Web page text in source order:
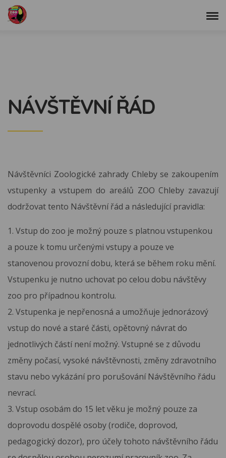
NÁVŠTĚVNÍ ŘÁD
Návštěvníci Zoologické zahrady Chleby se zakoupením
vstupenky a vstupem do areálů ZOO Chleby zavazují
dodržovat tento Návštěvní řád a následující pravidla:
1. Vstup do zoo je možný pouze s platnou vstupenkou
a pouze k tomu určenými vstupy a pouze ve
stanovenou provozní dobu, která se během roku mění.
Vstupenku je nutno uchovat po celou dobu návštěvy
zoo pro případnou kontrolu.
2. Vstupenka je nepřenosná a umožňuje jednorázový
vstup do nové a staré části, opětovný návrat do
jednotlivých částí není možný. Vstupné se z důvodu
změny počasí, vysoké návštěvnosti, změny zdravotního
stavu nebo vykázání pro porušování Návštěvního řádu
nevrací.
3. Vstup osobám do 15 let věku je možný pouze za
doprovodu dospělé osoby (rodiče, doprovod,
pedagogický dozor), pro účely tohoto návštěvního řádu